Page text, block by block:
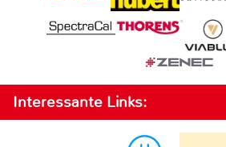
Interessante Links: